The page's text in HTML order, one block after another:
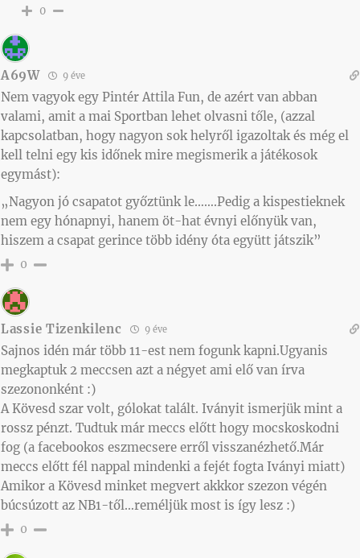
0
A69W 9 éve
Nem vagyok egy Pintér Attila Fun, de azért van abban
valami, amit a mai Sportban lehet olvasni tőle, (azzal
kapcsolatban, hogy nagyon sok helyről igazoltak és még el
kell telni egy kis időnek mire megismerik a játékosok
egymást):
„Nagyon jó csapatot győztünk le…….Pedig a kispestieknek
nem egy hónapnyi, hanem öt-hat évnyi előnyük van,
hiszem a csapat gerince több idény óta együtt játszik”
0
Lassie Tizenkilenc 9 éve
Sajnos idén már több 11-est nem fogunk kapni.Ugyanis
megkaptuk 2 meccsen azt a négyet ami elő van írva
szezononként :)
A Kövesd szar volt, gólokat talált. Iványit ismerjük mint a
rossz pénzt. Tudtuk már meccs előtt hogy mocskoskodni
fog (a facebookos eszmecsere erről visszanézhető.Már
meccs előtt fél nappal mindenki a fejét fogta Iványi miatt)
Amikor a Kövesd minket megvert akkkor szezon végén
búcsúzott az NB1-től…reméljük most is így lesz :)
0